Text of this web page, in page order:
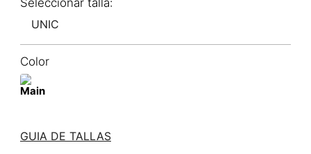
UNIC
Color
GUIA DE TALLAS